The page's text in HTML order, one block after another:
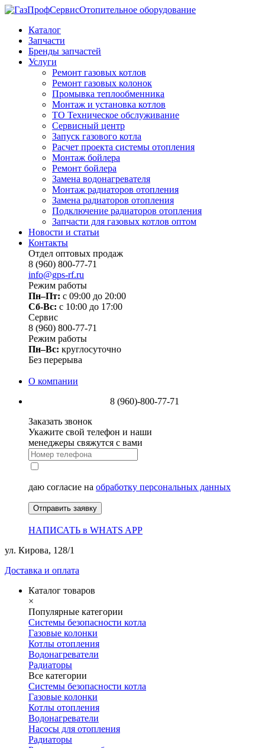
Отопительное оборудование
Каталог
Запчасти
Бренды запчастей
Услуги
Ремонт газовых котлов
Ремонт газовых колонок
Промывка теплообменника
Монтаж и установка котлов
ТО Техническое обслуживание
Сервисный центр
Запуск газового котла
Расчет проекта системы отопления
Монтаж бойлера
Ремонт бойлера
Замена водонагревателя
Монтаж радиаторов отопления
Замена радиаторов отопления
Подключение радиаторов отопления
Запчасти для газовых котлов оптом
Новости и статьи
Контакты
Отдел оптовых продаж
8 (960) 800-77-71
info@gps-rf.ru
Режим работы
Пн–Пт: с 09:00 до 20:00
Сб-Вс: c 10:00 до 17:00
Сервис
8 (960) 800-77-71
Режим работы
Пн–Вс: круглосуточно
Без перерыва
О компании
8 (960)-800-77-71
Заказать звонок
Укажите свой телефон и наши
менеджеры свяжутся с вами
даю согласие на обработку персональных данных
Отправить заявку
НАПИСАТЬ в WHATS APP
ул. Кирова, 128/1
Доставка и оплата
Каталог товаров
×
Популярные категории
Системы безопасности котла
Газовые колонки
Котлы отопления
Водонагреватели
Радиаторы
Все категории
Системы безопасности котла
Газовые колонки
Котлы отопления
Водонагреватели
Насосы для отопления
Радиаторы